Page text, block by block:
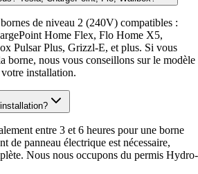
de niveau 2 (240V) compatibles :
Home Flex, Flo Home X5,
Pulsar Plus, Grizzl-E, et plus. Si vous
borne, nous vous conseillons sur le modèle
installation.
entre 3 et 6 heures pour une borne
de panneau électrique est nécessaire,
Nous nous occupons du permis Hydro-